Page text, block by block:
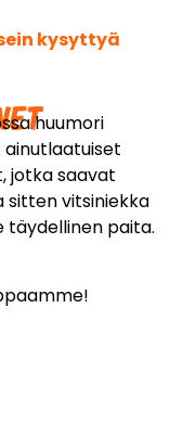
huumori
jotka saavat
sitten vitsiniekka
täydellinen paita.
kysyttyä